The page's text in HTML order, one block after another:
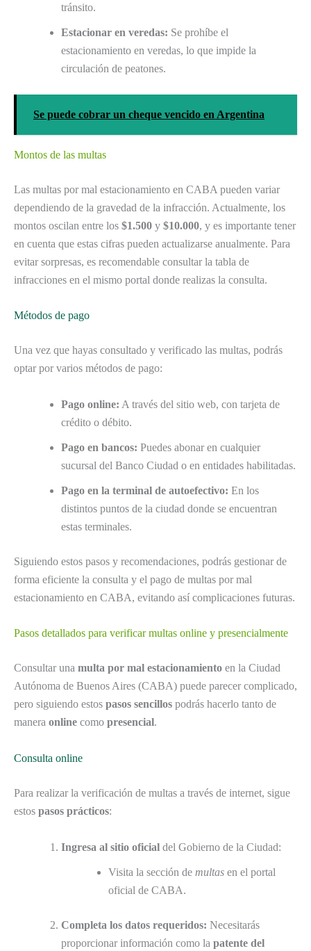
tránsito.
Estacionar en veredas: Se prohíbe el
estacionamiento en veredas, lo que impide la
circulación de peatones.
Se puede cobrar un cheque vencido en Argentina
Montos de las multas
Las multas por mal estacionamiento en CABA pueden variar
dependiendo de la gravedad de la infracción. Actualmente, los
montos oscilan entre los $1.500 y $10.000, y es importante tener
en cuenta que estas cifras pueden actualizarse anualmente. Para
evitar sorpresas, es recomendable consultar la tabla de
infracciones en el mismo portal donde realizas la consulta.
Métodos de pago
Una vez que hayas consultado y verificado las multas, podrás
optar por varios métodos de pago:
Pago online: A través del sitio web, con tarjeta de
crédito o débito.
Pago en bancos: Puedes abonar en cualquier
sucursal del Banco Ciudad o en entidades habilitadas.
Pago en la terminal de autoefectivo: En los
distintos puntos de la ciudad donde se encuentran
estas terminales.
Siguiendo estos pasos y recomendaciones, podrás gestionar de
forma eficiente la consulta y el pago de multas por mal
estacionamiento en CABA, evitando así complicaciones futuras.
Pasos detallados para verificar multas online y presencialmente
Consultar una multa por mal estacionamiento en la Ciudad
Autónoma de Buenos Aires (CABA) puede parecer complicado,
pero siguiendo estos pasos sencillos podrás hacerlo tanto de
manera online como presencial.
Consulta online
Para realizar la verificación de multas a través de internet, sigue
estos pasos prácticos:
Ingresa al sitio oficial del Gobierno de la Ciudad:
Visita la sección de multas en el portal
oficial de CABA.
Completa los datos requeridos: Necesitarás
proporcionar información como la patente del